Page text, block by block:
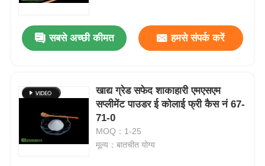
सबसे अच्छी कीमत हमसे संपर्क करें
खाद्य ग्रेड सफेद शाकाहारी एमएसएम
सप्लीमेंट पाउडर ई कोलाई फ्री कैस नं 67-
71-0
MOQ：1-25
मूल्य：बातचीत योग्य